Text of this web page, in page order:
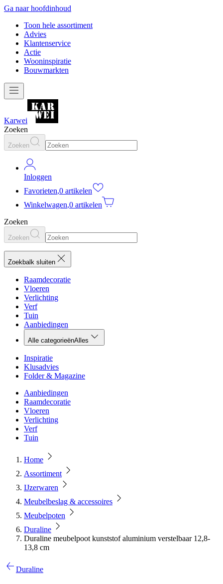
Ga naar hoofdinhoud
Toon hele assortiment
Advies
Klantenservice
Actie
Wooninspiratie
Bouwmarkten
Karwei
Zoeken
Zoeken
Inloggen
Favorieten,0 artikelen
Winkelwagen,0 artikelen
Zoeken
Zoeken
Zoekbalk sluiten
Raamdecoratie
Vloeren
Verlichting
Verf
Tuin
Aanbiedingen
Alle categorieënAlles
Inspiratie
Klusadvies
Folder & Magazine
Aanbiedingen
Raamdecoratie
Vloeren
Verlichting
Verf
Tuin
Home
Assortiment
IJzerwaren
Meubelbeslag & accessoires
Meubelpoten
Duraline
Duraline meubelpoot kunststof aluminium verstelbaar 12,8-
13,8 cm
Duraline